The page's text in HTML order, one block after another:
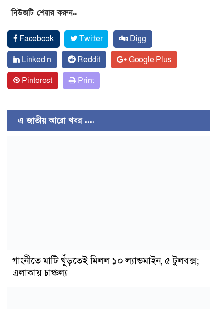
নিউজটি শেয়ার করুন..
Facebook Twitter
Digg
Linkedin
Reddit
Google Plus
Pinterest
Print
এ জাতীয় আরো খবর ....
গাংনীতে মাটি খুঁড়তেই মিলল ১০ ল্যান্ডমাইন, ৫ টুলবক্স;
এলাকায় চাঞ্চল্য